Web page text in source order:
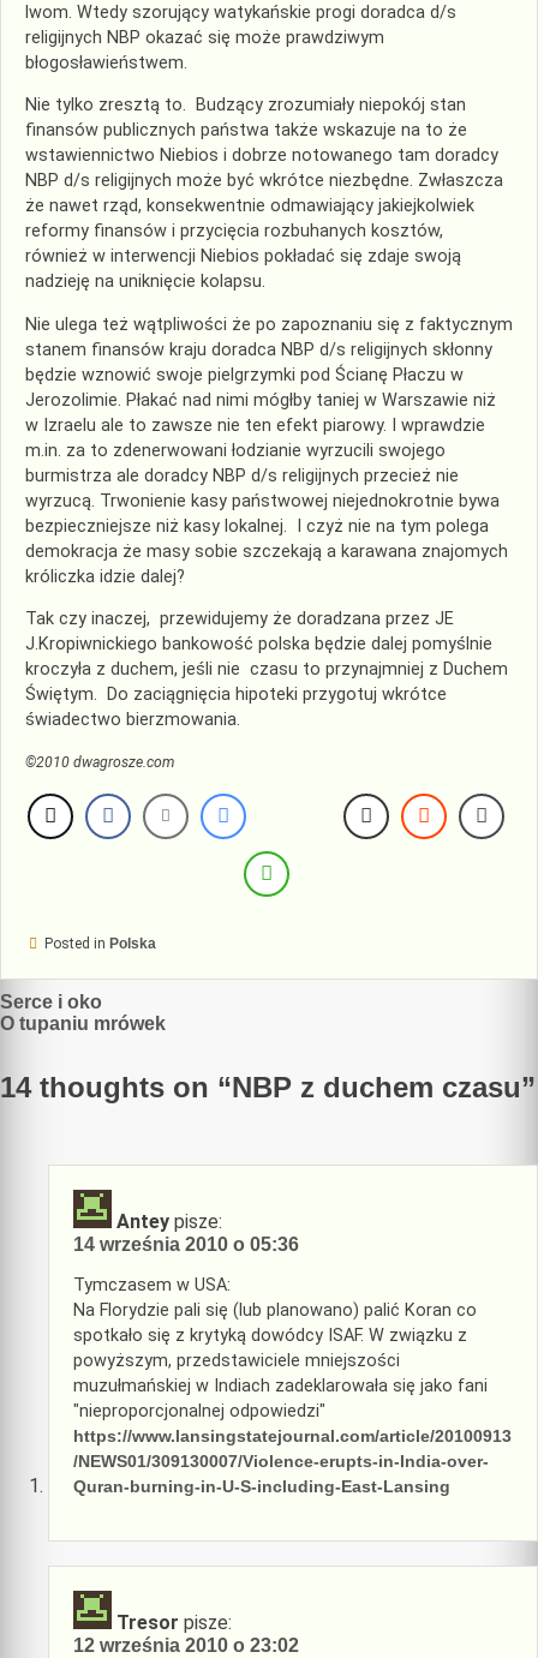
lwom. Wtedy szorujący watykańskie progi doradca d/s
religijnych NBP okazać się może prawdziwym
błogosławieństwem.
Nie tylko zresztą to. Budzący zrozumiały niepokój stan
finansów publicznych państwa także wskazuje na to że
wstawiennictwo Niebios i dobrze notowanego tam doradcy
NBP d/s religijnych może być wkrótce niezbędne. Zwłaszcza
że nawet rząd, konsekwentnie odmawiający jakiejkolwiek
reformy finansów i przycięcia rozbuhanych kosztów,
również w interwencji Niebios pokładać się zdaje swoją
nadzieję na uniknięcie kolapsu.
Nie ulega też wątpliwości że po zapoznaniu się z faktycznym
stanem finansów kraju doradca NBP d/s religijnych skłonny
będzie wznowić swoje pielgrzymki pod Ścianę Płaczu w
Jerozolimie. Płakać nad nimi mógłby taniej w Warszawie niż
w Izraelu ale to zawsze nie ten efekt piarowy. I wprawdzie
m.in. za to zdenerwowani łodzianie wyrzucili swojego
burmistrza ale doradcy NBP d/s religijnych przecież nie
wyrzucą. Trwonienie kasy państwowej niejednokrotnie bywa
bezpieczniejsze niż kasy lokalnej. I czyż nie na tym polega
demokracja że masy sobie szczekają a karawana znajomych
króliczka idzie dalej?
Tak czy inaczej, przewidujemy że doradzana przez JE
J.Kropiwnickiego bankowość polska będzie dalej pomyślnie
kroczyła z duchem, jeśli nie czasu to przynajmniej z Duchem
Świętym. Do zaciągnięcia hipoteki przygotuj wkrótce
świadectwo bierzmowania.
©2010 dwagrosze.com
Posted in Polska
Nawigacja
wpisu
Serce i oko
O tupaniu mrówek
14 thoughts on “NBP z duchem czasu”
Antey pisze:
14 września 2010 o 05:36
Tymczasem w USA:
Na Florydzie pali się (lub planowano) palić Koran co
spotkało się z krytyką dowódcy ISAF. W związku z
powyższym, przedstawiciele mniejszości
muzułmańskiej w Indiach zadeklarowała się jako fani
"nieproporcjonalnej odpowiedzi"
https://www.lansingstatejournal.com/article/20100913
/NEWS01/309130007/Violence-erupts-in-India-over-
Quran-burning-in-U-S-including-East-Lansing
Tresor pisze:
12 września 2010 o 23:02